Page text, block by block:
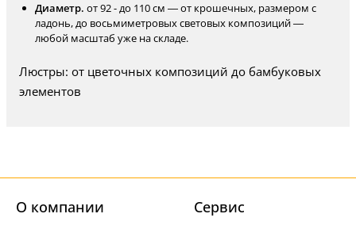
Диаметр. от 92 - до 110 см — от крошечных, размером с
ладонь, до восьмиметровых световых композиций —
любой масштаб уже на складе.
Люстры: от цветочных композиций до бамбуковых
элементов
О компании Cервис